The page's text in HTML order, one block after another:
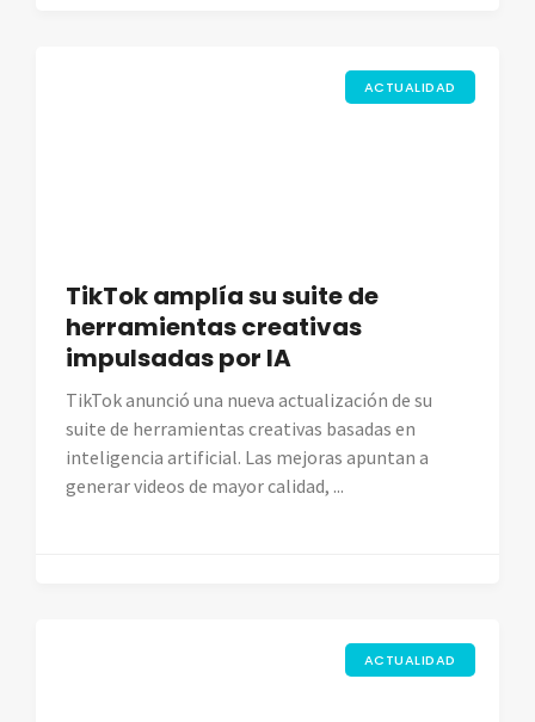
ACTUALIDAD
TikTok amplía su suite de
herramientas creativas
impulsadas por IA
TikTok anunció una nueva actualización de su
suite de herramientas creativas basadas en
inteligencia artificial. Las mejoras apuntan a
generar videos de mayor calidad, ...
ACTUALIDAD